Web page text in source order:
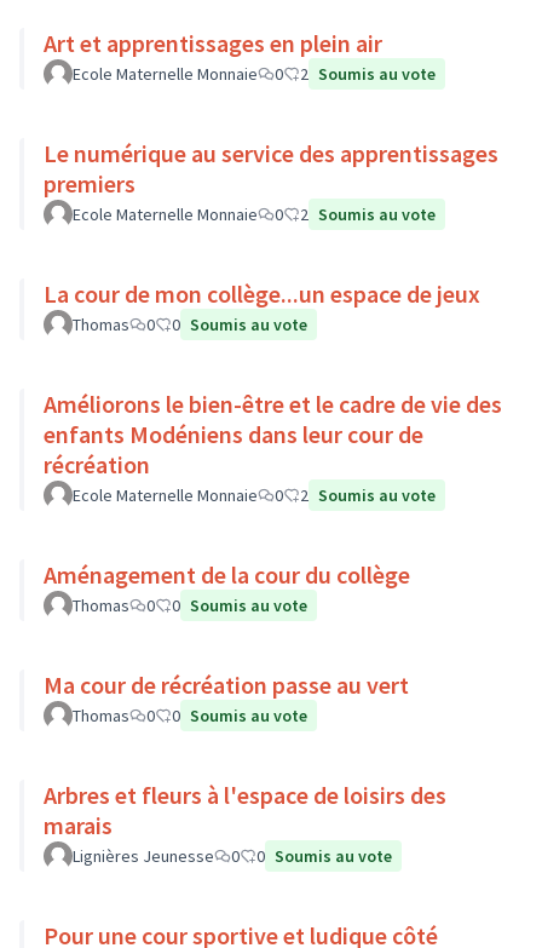
Art et apprentissages en plein air
Ecole Maternelle Monnaie 0 2 Soumis au vote
Le numérique au service des apprentissages
premiers
Ecole Maternelle Monnaie 0 2 Soumis au vote
La cour de mon collège...un espace de jeux
Thomas 0 0 Soumis au vote
Améliorons le bien-être et le cadre de vie des
enfants Modéniens dans leur cour de
récréation
Ecole Maternelle Monnaie 0 2 Soumis au vote
Aménagement de la cour du collège
Thomas 0 0 Soumis au vote
Ma cour de récréation passe au vert
Thomas 0 0 Soumis au vote
Arbres et fleurs à l'espace de loisirs des
marais
Lignières Jeunesse 0 0 Soumis au vote
Pour une cour sportive et ludique côté